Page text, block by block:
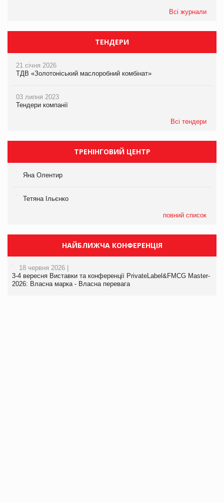
Всі журнали
ТЕНДЕРИ
21 січня 2026
ТДВ «Золотоніський маслоробний комбінат»
03 липня 2023
Тендери компанії
Всі тендери
ТРЕНІНГОВИЙ ЦЕНТР
Яна Олентир
Тетяна Ільєнко
повний список
НАЙБЛИЖЧА КОНФЕРЕНЦІЯ
18 червня 2026 |
3-4 вересня Виставки та конференції PrivateLabel&FMCG Master-
2026: Власна марка - Власна перевага